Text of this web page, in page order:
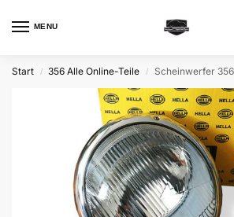
MENU
Start / 356 Alle Online-Teile / Scheinwerfer 356 A B